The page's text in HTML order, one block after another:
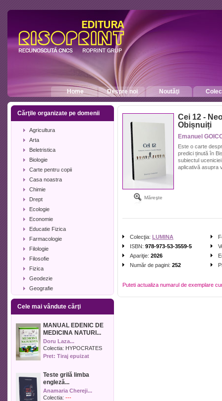
Home Despre noi Noutăţi
Cărţile organizate pe domenii
Agricultura
Arta
Beletristica
Biologie
Carte pentru copii
Casa noastra
Chimie
Drept
Ecologie
Economie
Educatie Fizica
Farmacologie
Filologie
Filosofie
Fizica
Geodezie
Geografie
Geologie
Industrie alimentara
Istorie
Istorie literara
Lexicologie
Management
Matematica
Media
Medicina umana
Cele mai vândute cărţi
MANUAL EDENIC DE
MEDICINA NATURI...
Doru Laza...
Colectia: HYPOCRATES
Pret: Tiraj epuizat
Teste grilă limba
engleză...
Anamaria Chereji...
Colectia: ---
Măreşte
Cei 12 -
Obișnuiți
Emanuel
Este o carte
predici ținută în
subiectul
aplicativă asupra
Colecţia: LUMINA
ISBN: 978-973-53-3559-5
Apariţie: 2026
Număr de pagini: 252
Puteti actualiza numarul de exemplare